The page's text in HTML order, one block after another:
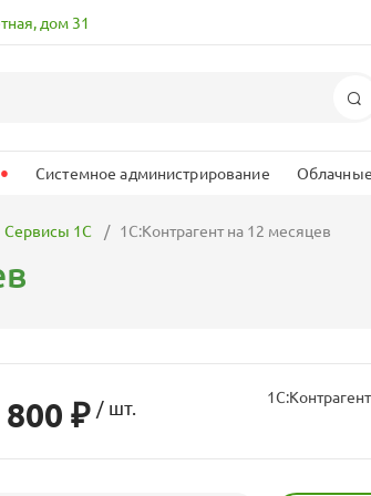
дом 31
• Системное администрирование
Сервисы 1С 1С:Контрагент на 12 месяцев
800 ₽ / шт.